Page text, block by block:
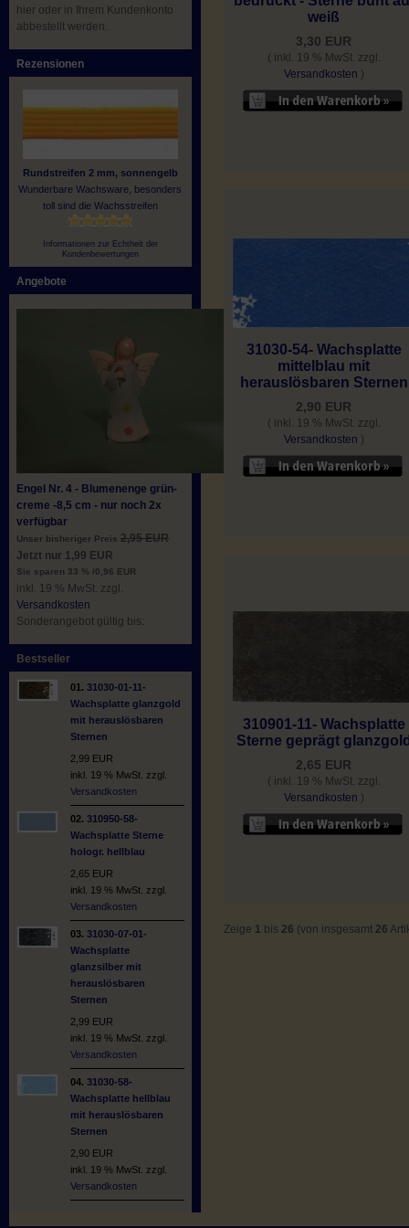
hier oder in Ihrem Kundenkonto
abbestellt werden.
Rezensionen
Rundstreifen 2 mm, sonnengelb
Wunderbare Wachsware, besonders
toll sind die Wachsstreifen
Informationen zur Echtheit der
Kundenbewertungen
Angebote
Engel Nr. 4 - Blumenenge grün-
creme -8,5 cm - nur noch 2x
verfügbar
Unser bisheriger Preis 2,95 EUR
Jetzt nur 1,99 EUR
Sie sparen 33 % /0,96 EUR
inkl. 19 % MwSt. zzgl.
Versandkosten
Sonderangebot gültig bis:
Bestseller
01. 31030-01-11-
Wachsplatte glanzgold
mit herauslösbaren
Sternen
2,99 EUR
inkl. 19 % MwSt. zzgl.
Versandkosten
02. 310950-58-
Wachsplatte Sterne
hologr. hellblau
2,65 EUR
inkl. 19 % MwSt. zzgl.
Versandkosten
03. 31030-07-01-
Wachsplatte
glanzsilber mit
herauslösbaren
Sternen
2,99 EUR
inkl. 19 % MwSt. zzgl.
Versandkosten
04. 31030-58-
Wachsplatte hellblau
mit herauslösbaren
Sternen
2,90 EUR
inkl. 19 % MwSt. zzgl.
Versandkosten
weiß
3,30 EUR
( inkl. 19 % MwSt. zzgl.
Versandkosten )
31030-54- Wachsplatte
mittelblau mit
herauslösbaren Sternen
2,90 EUR
( inkl. 19 % MwSt. zzgl.
Versandkosten )
310901-11- Wachsplatte
Sterne geprägt
2,65 EUR
( inkl. 19 % MwSt. zzgl.
Versandkosten )
Zeige 1 bis 26 (von insgesamt 26